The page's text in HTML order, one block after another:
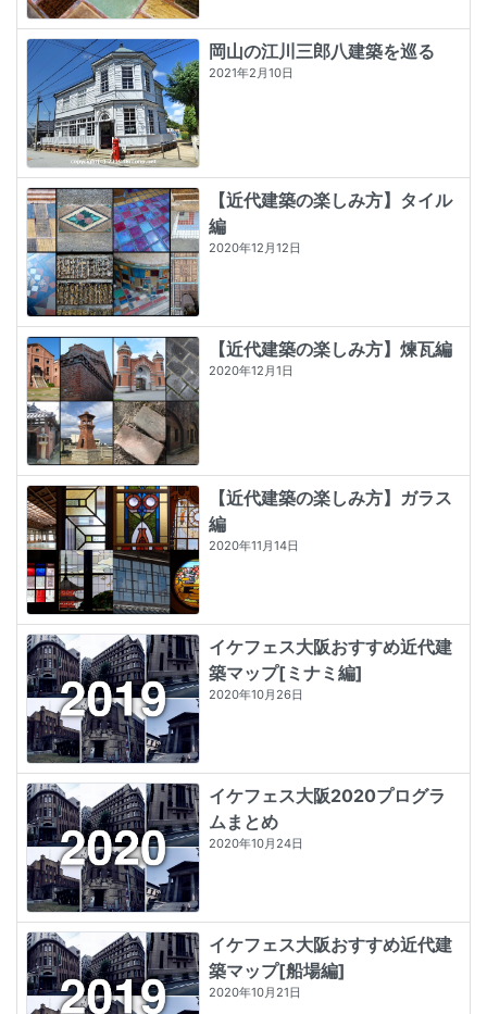
岡山の江川三郎八建築を巡る
2021年2月10日
【近代建築の楽しみ方】タイル
編
2020年12月12日
【近代建築の楽しみ方】煉瓦編
2020年12月1日
【近代建築の楽しみ方】ガラス
編
2020年11月14日
イケフェス大阪おすすめ近代建
築マップ[ミナミ編]
2020年10月26日
イケフェス大阪2020プログラ
ムまとめ
2020年10月24日
イケフェス大阪おすすめ近代建
築マップ[船場編]
2020年10月21日